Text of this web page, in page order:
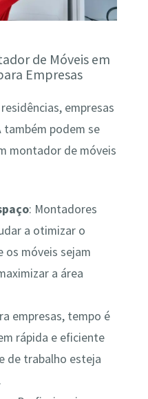
de Móveis em
Empresas
empresas
também podem se
montador de móveis
: Montadores
a otimizar o
os móveis sejam
a área
empresas, tempo é
rápida e eficiente
de trabalho esteja